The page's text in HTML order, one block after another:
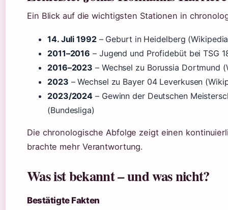
Ein Blick auf die wichtigsten Stationen in
14. Juli 1992– Geburt in Heidelberg
2011–2016 – Jugend und Profidebüt bei TSG
2016–2023 – Wechsel zu Borussia Dortmund
2023 – Wechsel zu Bayer 04 Leverkusen
2023/2024 – Gewinn der Deutschen
(Bundesliga)
Die chronologische Abfolge zeigt einen
brachte mehr Verantwortung.
Was ist bekannt – und was nicht?
Bestätigte Fakten